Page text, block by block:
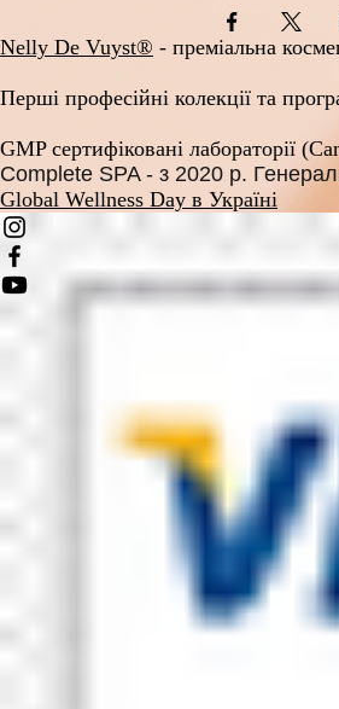
Nelly De Vuyst® - преміальна
Перші професійні колекції та
GMP сертифіковані лабораторії
Complete SPA - з 2020 р.
Global Wellness Day в Україні